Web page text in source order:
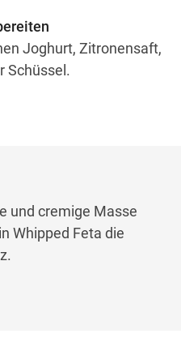
Joghurt, Zitronensaft,
Schüssel.
und cremige Masse
Whipped Feta die